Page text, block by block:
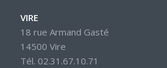
VIRE
18 rue Armand Gasté
14500 Vire
Tél. 02.31.67.10.71